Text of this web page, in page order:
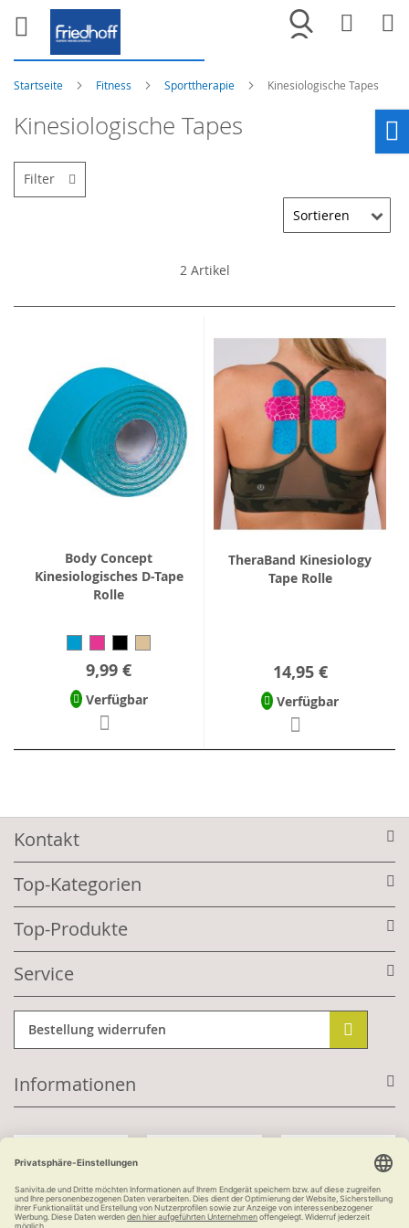
Merkliste
Startseite Fitness Sporttherapie Kinesiologische Tapes
Kinesiologische Tapes
2Artikel
Body Concept
Kinesiologisches D-Tape
Rolle
9,99 €
Verfügbar
TheraBand Kinesiology
Tape Rolle
14,95 €
Verfügbar
Filter
Kontakt
Top-Kategorien
Top-Produkte
Service
Bestellung widerrufen
Informationen